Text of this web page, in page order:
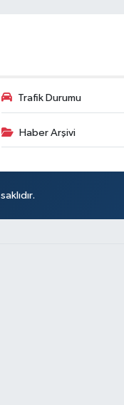
Trafik Durumu
Haber Arşivi